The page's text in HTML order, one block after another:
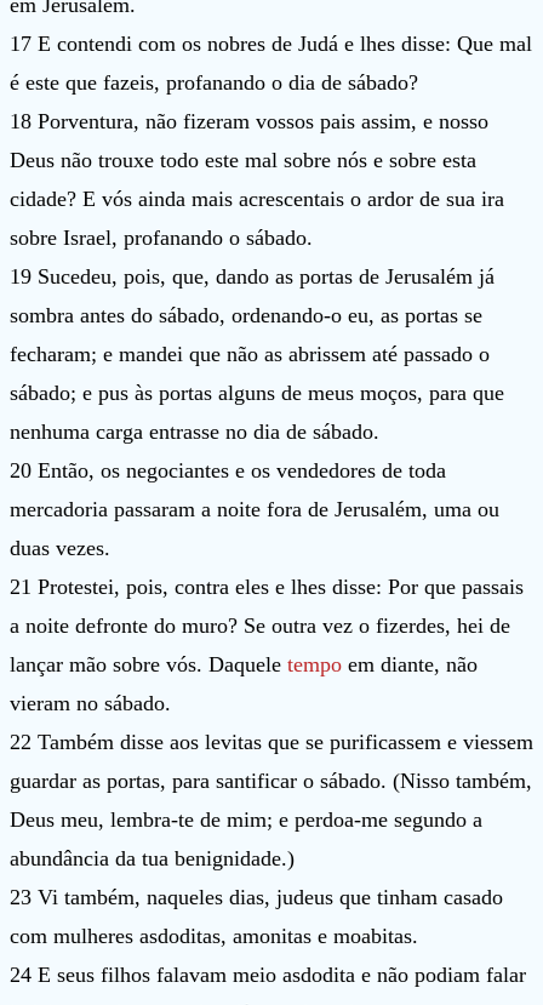
17 E contendi com os nobres de Judá e lhes disse: Que mal
é este que fazeis, profanando o dia de sábado?
18 Porventura, não fizeram vossos pais assim, e nosso
Deus não trouxe todo este mal sobre nós e sobre esta
cidade? E vós ainda mais acrescentais o ardor de sua ira
sobre Israel, profanando o sábado.
19 Sucedeu, pois, que, dando as portas de Jerusalém já
sombra antes do sábado, ordenando-o eu, as portas se
fecharam; e mandei que não as abrissem até passado o
sábado; e pus às portas alguns de meus moços, para que
nenhuma carga entrasse no dia de sábado.
20 Então, os negociantes e os vendedores de toda
mercadoria passaram a noite fora de Jerusalém, uma ou
duas vezes.
21 Protestei, pois, contra eles e lhes disse: Por que passais
a noite defronte do muro? Se outra vez o fizerdes, hei de
lançar mão sobre vós. Daquele tempo em diante, não
vieram no sábado.
22 Também disse aos levitas que se purificassem e viessem
guardar as portas, para santificar o sábado. (Nisso também,
Deus meu, lembra-te de mim; e perdoa-me segundo a
abundância da tua benignidade.)
23 Vi também, naqueles dias, judeus que tinham casado
com mulheres asdoditas, amonitas e moabitas.
24 E seus filhos falavam meio asdodita e não podiam falar